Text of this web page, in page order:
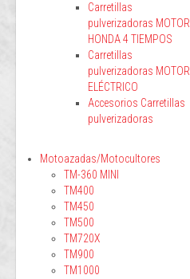
Carretillas
pulverizadoras MOTOR
HONDA 4 TIEMPOS
Carretillas
pulverizadoras MOTOR
ELÉCTRICO
Accesorios Carretillas
pulverizadoras
Motoazadas/Motocultores
TM-360 MINI
TM400
TM450
TM500
TM720X
TM900
TM1000